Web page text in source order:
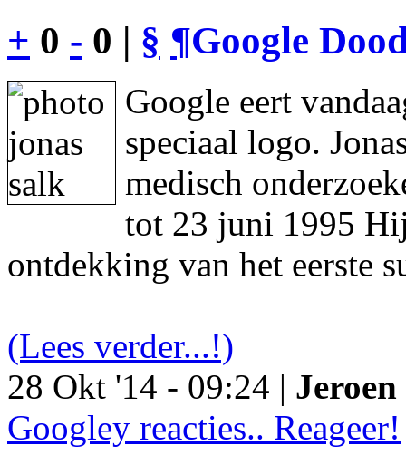
+ 0 - 0 | § ¶Google
Google eert
speciaal logo.
medisch
tot 23 juni 1995
ontdekking van het eerste
(Lees verder...!)
28 Okt '14 - 09:24 |
Googley reacties.. Reageer!